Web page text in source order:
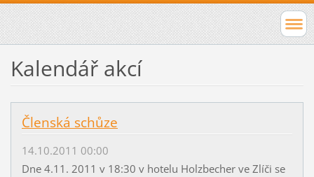
Kalendář akcí
Členská schůze
14.10.2011 00:00
Dne 4.11. 2011 v 18:30 v hotelu Holzbecher ve Zlíči se